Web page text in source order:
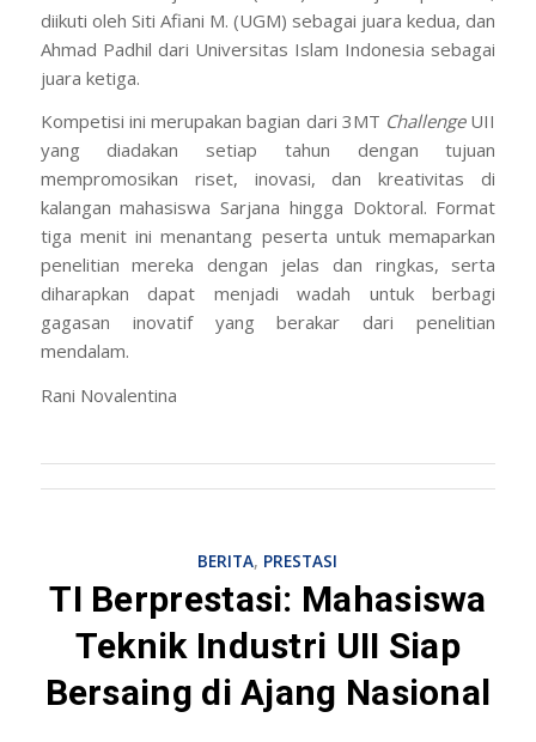
diikuti oleh Siti Afiani M. (UGM) sebagai juara kedua, dan
Ahmad Padhil dari Universitas Islam Indonesia sebagai
juara ketiga.
Kompetisi ini merupakan bagian dari 3MT ChallengeUII
yang diadakan setiap tahun dengan tujuan
mempromosikan riset, inovasi, dan kreativitas di
kalangan mahasiswa Sarjana hingga Doktoral. Format
tiga menit ini menantang peserta untuk memaparkan
penelitian mereka dengan jelas dan ringkas, serta
diharapkan dapat menjadi wadah untuk berbagi
gagasan inovatif yang berakar dari penelitian
mendalam.
Rani Novalentina
BERITA, PRESTASI
TI Berprestasi: Mahasiswa
Teknik Industri UII Siap
Bersaing di Ajang Nasional